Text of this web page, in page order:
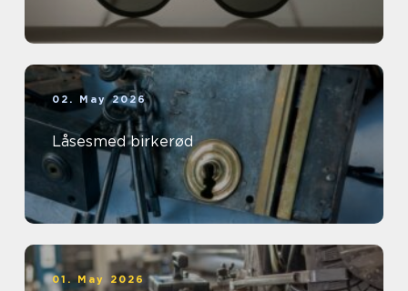
02. May 2026
Låsesmed birkerød
01. May 2026